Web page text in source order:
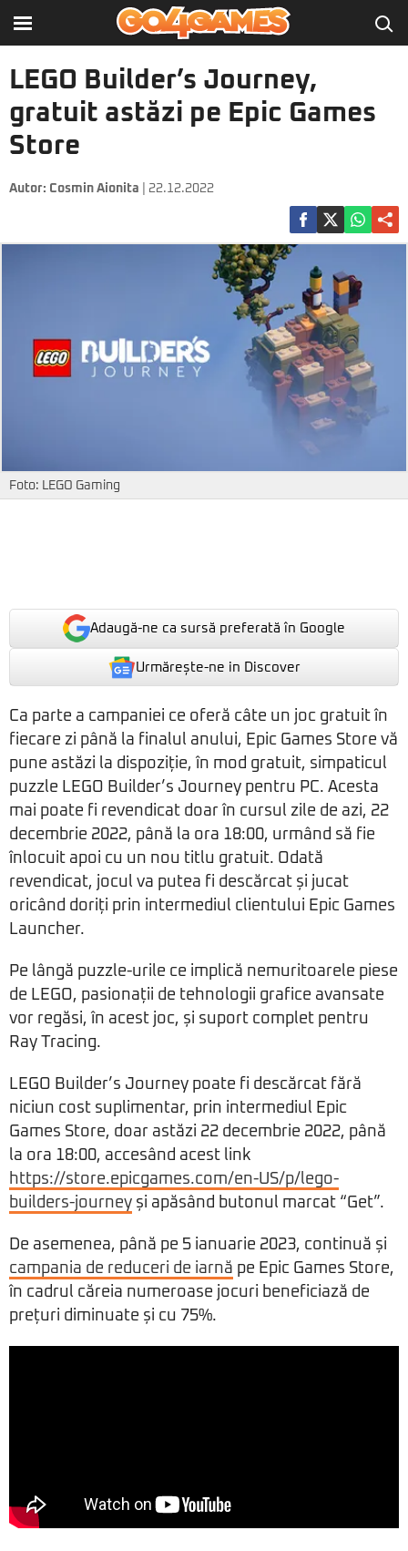
LEGO Builder’s Journey,
gratuit astăzi pe Epic Games
Store
Autor: Cosmin Aionita | 22.12.2022
Foto: LEGO Gaming
Adaugă-ne ca sursă preferată în Google
Urmărește-ne in Discover
Ca parte a campaniei ce oferă câte un joc gratuit în
fiecare zi până la finalul anului, Epic Games Store vă
pune astăzi la dispoziție, în mod gratuit, simpaticul
puzzle LEGO Builder’s Journey pentru PC. Acesta
mai poate fi revendicat doar în cursul zile de azi, 22
decembrie 2022, până la ora 18:00, urmând să fie
înlocuit apoi cu un nou titlu gratuit. Odată
revendicat, jocul va putea fi descărcat și jucat
oricând doriți prin intermediul clientului Epic Games
Launcher.
Pe lângă puzzle-urile ce implică nemuritoarele piese
de LEGO, pasionații de tehnologii grafice avansate
vor regăsi, în acest joc, și suport complet pentru
Ray Tracing.
LEGO Builder’s Journey poate fi descărcat fără
niciun cost suplimentar, prin intermediul Epic
Games Store, doar astăzi 22 decembrie 2022, până
la ora 18:00, accesând acest link
https://store.epicgames.com/en-US/p/lego-
builders-journey și apăsând butonul marcat “Get”.
De asemenea, până pe 5 ianuarie 2023, continuă și
campania de reduceri de iarnă pe Epic Games Store,
în cadrul căreia numeroase jocuri beneficiază de
prețuri diminuate și cu 75%.